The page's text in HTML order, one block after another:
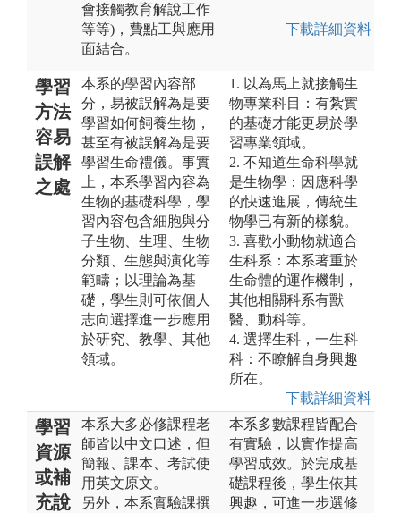
會接觸教育解說工作
等等)，費點工與應用
面結合。
下載詳細資料
學習
方法
容易
誤解
之處
本系的學習內容部
分，易被誤解為是要
學習如何飼養生物，
甚至有被誤解為是要
學習生命禮儀。事實
上，本系學習內容為
生物的基礎科學，學
習內容包含細胞與分
子生物、生理、生物
分類、生態與演化等
範疇；以理論為基
礎，學生則可依個人
志向選擇進一步應用
於研究、教學、其他
領域。
1. 以為馬上就接觸生
物專業科目：有紮實
的基礎才能更易於學
習專業領域。
2. 不知道生命科學就
是生物學：因應科學
的快速進展，傳統生
物學已有新的樣貌。
3. 喜歡小動物就適合
生科系：本系著重於
生命體的運作機制，
其他相關科系有獸
醫、動科等。
4. 選擇生科，一生科
科：不瞭解自身興趣
所在。
下載詳細資料
學習
資源
或補
充說
本系大多必修課程老
師皆以中文口述，但
簡報、課本、考試使
用英文原文。
另外，本系實驗課撰
本系多數課程皆配合
有實驗，以實作提高
學習成效。於完成基
礎課程後，學生依其
興趣，可進一步選修